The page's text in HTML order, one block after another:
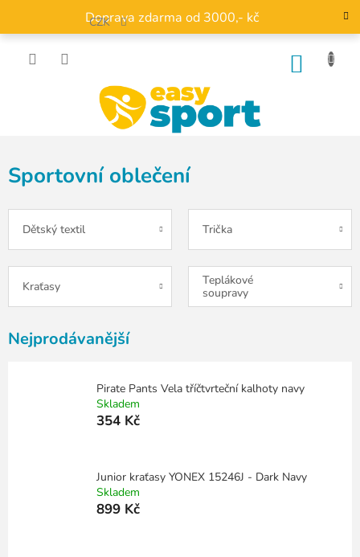
obsah
Doprava zdarma od 3000,- kč
CZK
Sportovní oblečení
Dětský textil Trička
Kraťasy
Teplákové
soupravy
Nejprodávanější
Pirate Pants Vela tříčtvrteční kalhoty navy
Skladem
354 Kč
Junior kraťasy YONEX 15246J - Dark Navy
Skladem
899 Kč